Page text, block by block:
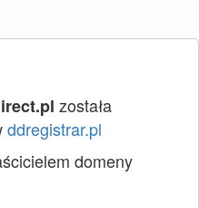
została
ddregistrar.pl
domeny